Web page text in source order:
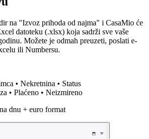
na "Izvoz prihoda od najma" i CasaMio će
datoteku (.xlsx) koja sadrži sve vaše
Možete je odmah preuzeti, poslati e-
ili Numbersu.
• Nekretnina • Status
• Plaćeno • Neizmireno
dnu + euro format